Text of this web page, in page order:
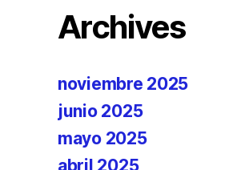
Archives
noviembre 2025
junio 2025
mayo 2025
abril 2025